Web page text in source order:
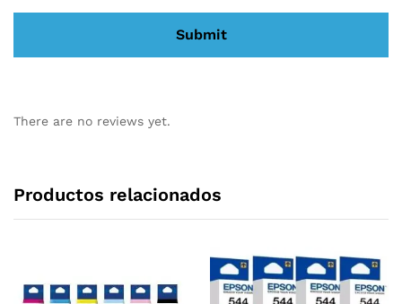
There are no reviews yet.
Productos relacionados